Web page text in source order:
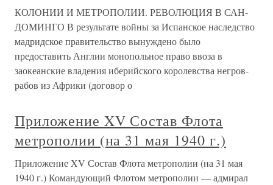
КОЛОНИИ И МЕТРОПОЛИИ. РЕВОЛЮЦИЯ В САН-
ДОМИНГО В результате войны за Испанское наследство
мадридское правительство вынуждено было
предоставить Англии монопольное право ввоза в
заокеанские владения иберийского королевства негров-
рабов из Африки (договор о
Приложение XV Состав Флота
метрополии (на 31 мая 1940 г.)
Приложение XV Состав Флота метрополии (на 31 мая
1940 г.) Командующий Флотом метрополии — адмирал